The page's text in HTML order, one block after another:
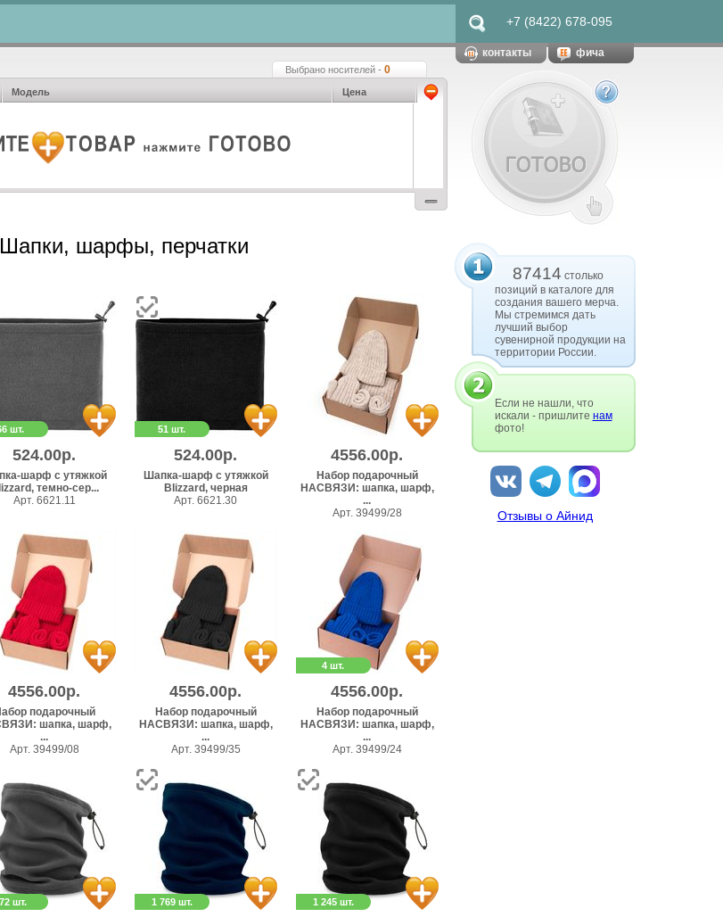
+7 (8422) 678-095
Выбрано носителей - 0
Модель Цена
Шапки, шарфы, перчатки
шт.
524.00р.
шарф с утяжкой
темно-сер...
Арт. 6621.11
51 шт.
524.00р.
Шапка-шарф с утяжкой
Blizzard, черная
Арт. 6621.30
4556.00р.
Набор подарочный
НАСВЯЗИ: шапка, шарф,
...
Арт. 39499/28
4556.00р.
подарочный
шапка, шарф,
...
Арт. 39499/08
4556.00р.
Набор подарочный
НАСВЯЗИ: шапка, шарф,
...
Арт. 39499/35
4 шт.
4556.00р.
Набор подарочный
НАСВЯЗИ: шапка, шарф,
...
Арт. 39499/24
шт. 1 769 шт. 1 245 шт.
контакты фича
87414 столько
позиций в каталоге для
создания вашего мерча.
Мы стремимся дать
лучший выбор
сувенирной продукции на
территории России.
Если не нашли, что
искали - пришлите нам
фото!
Отзывы о Айнид